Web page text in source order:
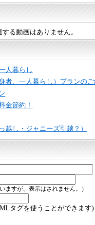
る動画はありません。
人暮らし
者、一人暮らし）プランの
金節約！
越し・ジャニーズ引越？）
すが、表示はされません。）
タグを使うことができます)